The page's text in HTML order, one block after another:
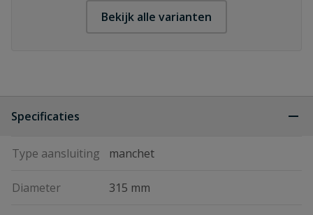
Bekijk alle varianten
Specificaties
Type aansluiting manchet
Diameter 315 mm